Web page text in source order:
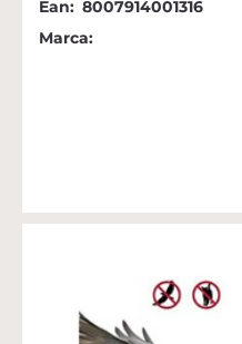
Ean: 8007914001316
Marca: